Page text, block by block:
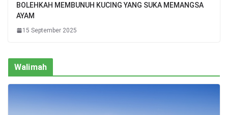
BOLEHKAH MEMBUNUH KUCING YANG SUKA MEMANGSA
AYAM
15 September 2025
Walimah